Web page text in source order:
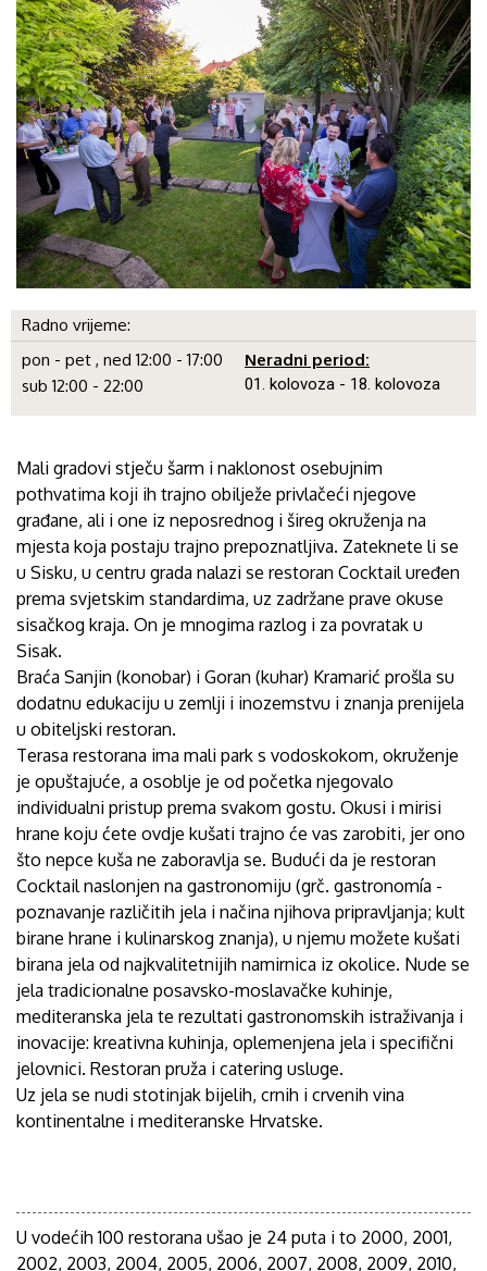
Radno vrijeme:
pon - pet , ned 12:00 - 17:00
sub 12:00 - 22:00
Neradni period:
01. kolovoza - 18. kolovoza
Mali gradovi stječu šarm i naklonost osebujnim
pothvatima koji ih trajno obilježe privlačeći njegove
građane, ali i one iz neposrednog i šireg okruženja na
mjesta koja postaju trajno prepoznatljiva. Zateknete li se
u Sisku, u centru grada nalazi se restoran Cocktail uređen
prema svjetskim standardima, uz zadržane prave okuse
sisačkog kraja. On je mnogima razlog i za povratak u
Sisak.
Braća Sanjin (konobar) i Goran (kuhar) Kramarić prošla su
dodatnu edukaciju u zemlji i inozemstvu i znanja prenijela
u obiteljski restoran.
Terasa restorana ima mali park s vodoskokom, okruženje
je opuštajuće, a osoblje je od početka njegovalo
individualni pristup prema svakom gostu. Okusi i mirisi
hrane koju ćete ovdje kušati trajno će vas zarobiti, jer ono
što nepce kuša ne zaboravlja se. Budući da je restoran
Cocktail naslonjen na gastronomiju (grč. gastronomía -
poznavanje različitih jela i načina njihova pripravljanja; kult
birane hrane i kulinarskog znanja), u njemu možete kušati
birana jela od najkvalitetnijih namirnica iz okolice. Nude se
jela tradicionalne posavsko-moslavačke kuhinje,
mediteranska jela te rezultati gastronomskih istraživanja i
inovacije: kreativna kuhinja, oplemenjena jela i specifični
jelovnici. Restoran pruža i catering usluge.
Uz jela se nudi stotinjak bijelih, crnih i crvenih vina
kontinentalne i mediteranske Hrvatske.
U vodećih 100 restorana ušao je 24 puta i to 2000, 2001,
2002, 2003, 2004, 2005, 2006, 2007, 2008, 2009, 2010,